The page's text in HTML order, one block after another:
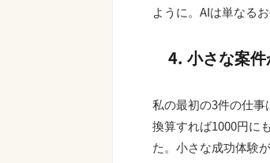
ように。AIは単なる
4. 小さな案
私の最初の3件の仕
換算すれば1000円に
た。小さな成功体験